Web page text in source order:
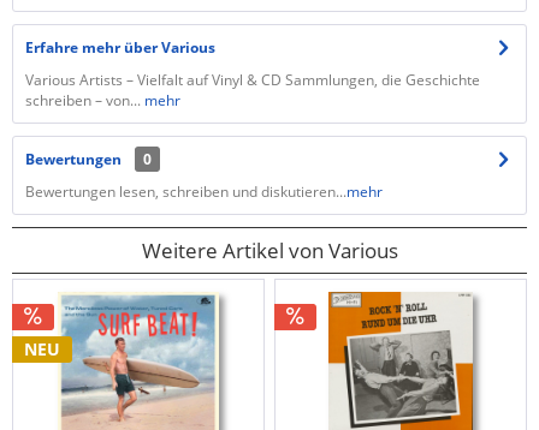
Erfahre mehr über Various
Various Artists – Vielfalt auf Vinyl & CD Sammlungen, die Geschichte
schreiben – von... mehr
Bewertungen
0
Bewertungen lesen, schreiben und diskutieren...mehr
Weitere Artikel von Various
NEU